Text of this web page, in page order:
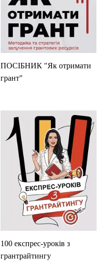
ПОСІБНИК "Як отримати
грант"
100 експрес-уроків з
грантрайтингу